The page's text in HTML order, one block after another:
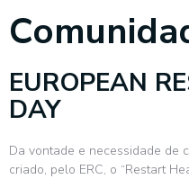
EUROPEAN
DAY
Da vontade e necessidade de
criado, pelo ERC, o “Restart